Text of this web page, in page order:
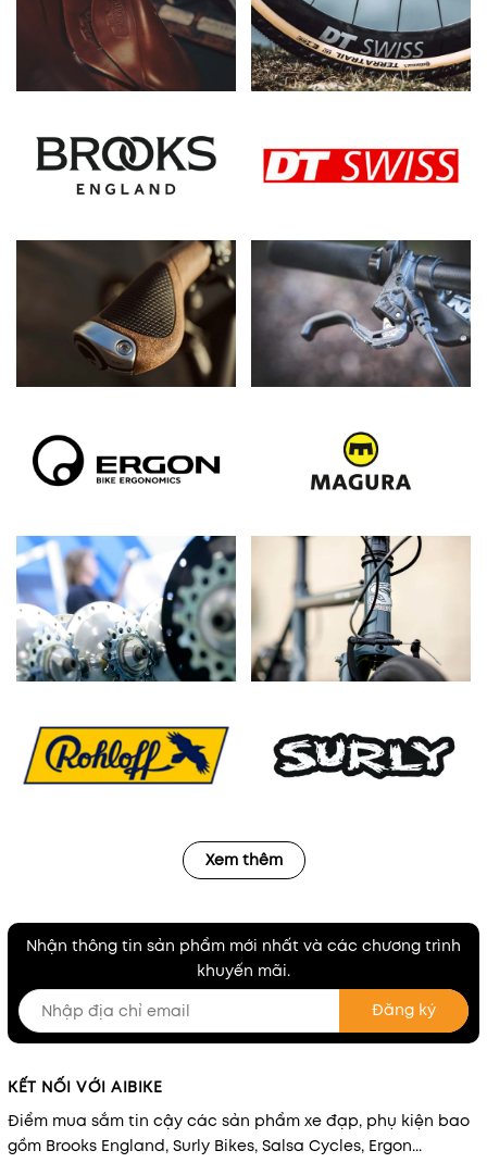
Xem thêm
Nhận thông tin sản phẩm mới nhất và các chương trình
khuyến mãi.
Đăng ký
KẾT NỐI VỚI AIBIKE
Điểm mua sắm tin cậy các sản phẩm xe đạp, phụ kiện bao
gồm Brooks England, Surly Bikes, Salsa Cycles, Ergon...